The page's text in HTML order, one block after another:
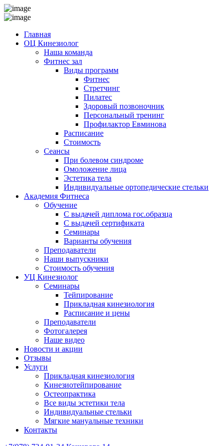
Главная
ОЦ Кинезиолог
Наша команда
Фитнес зал
Виды программ
Фитнес
Стретчинг
Пилатес
Здоровый позвоночник
Персональный тренинг
Профилактор Евминова
Расписание
Стоимость
Сеансы
При болевом синдроме
Омоложение лица
Эстетика тела
Индивидуальные ортопедические стельки
Академия Фитнеса
Обучение
С выдачей диплома гос.образца
С выдачей сертификата
Семинары
Варианты обучения
Преподаватели
Наши выпускники
Стоимость обучения
УЦ Кинезиолог
Семинары
Тейпирование
Прикладная кинезиология
Расписание и цены
Преподаватели
Фотогалерея
Наше видео
Новости и акции
Отзывы
Услуги
Прикладная кинезиология
Кинезиотейпирование
Остеопрактика
Все виды эстетики тела
Индивидуальные стельки
Мягкие мануальные техники
Контакты